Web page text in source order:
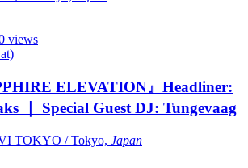
views
ELEVATION』Headliner:
｜ Special Guest DJ: Tungevaag
TOKYO / Tokyo, Japan